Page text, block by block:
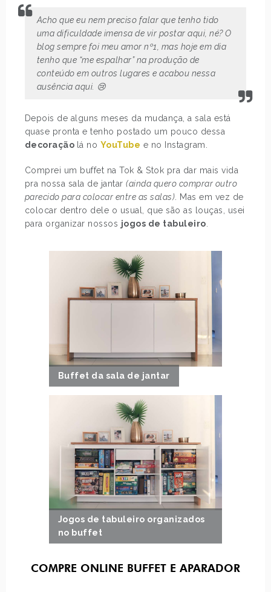
Acho que eu nem preciso falar que tenho tido
uma dificuldade imensa de vir postar aqui, né? O
blog sempre foi meu amor nº1, mas hoje em dia
tenho que “me espalhar” na produção de
conteúdo em outros lugares e acabou nessa
ausência aqui. 😢
Depois de alguns meses da mudança, a sala está
quase pronta e tenho postado um pouco dessa
decoração lá no YouTube e no Instagram.
Comprei um buffet na Tok & Stok pra dar mais vida
pra nossa sala de jantar(ainda quero comprar outro
parecido para colocar entre as salas) . Mas em vez de
colocar dentro dele o usual, que são as louças, usei
para organizar nossos jogos de tabuleiro
Buffet da sala de jantar
Jogos de tabuleiro organizados
no buffet
COMPRE ONLINE BUFFET E APARADOR
HELLO KITTY X
BALENCIAGA
ANIVERSÁRIO DE 3…